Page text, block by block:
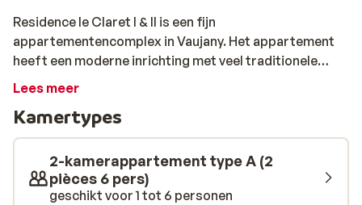
Residence le Claret I & II is een fijn
appartementencomplex in Vaujany. Het appartement
heeft een moderne inrichting met veel traditionele
accenten, wat zorgt voor een sfeervol en knus geheel.
koffie in de woonkamer terwijl je uitkijkt op de
besneeuwde bergen. De winkels en restaurants
bevinden zich op slechts een paar passen afstand en
de roltrap brengt je binnen no-time naar de skiliften
van de Grand Domaine Alpe d'Huez. Na een mooie dag
Lees meer
Kamertypes
2-kamerappartement type A (2
pièces 6 pers)
geschikt voor 1 tot 6 personen